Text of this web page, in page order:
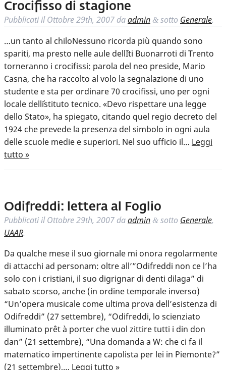
Crocifisso di stagione
Pubblicati ilOttobre 29th, 2007 daadmin & sotto Generale.
…un tanto al chiloNessuno ricorda più quando sono
spariti, ma presto nelle aule dell´Iti Buonarroti di Trento
torneranno i crocifissi: parola del neo preside, Mario
Casna, che ha raccolto al volo la segnalazione di uno
studente e sta per ordinare 70 crocifissi, uno per ogni
locale dell´istituto tecnico. «Devo rispettare una legge
dello Stato», ha spiegato, citando quel regio decreto del
1924 che prevede la presenza del simbolo in ogni aula
delle scuole medie e superiori. Nel suo ufficio il… Leggi
tutto »
Odifreddi: lettera al Foglio
Pubblicati ilOttobre 29th, 2007 daadmin & sotto Generale,
UAAR.
Da qualche mese il suo giornale mi onora regolarmente
di attacchi ad personam: oltre all’”Odifreddi non ce l’ha
solo con i cristiani, il suo digrignar di denti dilaga” di
sabato scorso, anche (in ordine temporale inverso)
“Un’opera musicale come ultima prova dell’esistenza di
Odifreddi” (27 settembre), “Odifreddi, lo scienziato
illuminato prêt à porter che vuol zittire tutti i din don
dan” (21 settembre), “Una domanda a W: che ci fa il
matematico impertinente capolista per lei in Piemonte?”
(21 settembre),… Leggi tutto »